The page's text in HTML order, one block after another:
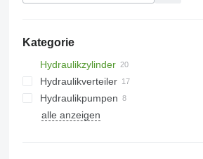
Kategorie
Hydraulikzylinder
Hydraulikverteiler
Hydraulikpumpen
alle anzeigen